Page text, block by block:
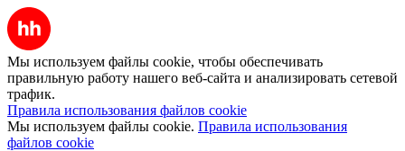
Мы используем файлы cookie, чтобы обеспечивать
правильную работу нашего веб-сайта и анализировать сетевой
трафик.
Правила использования файлов cookie
Мы используем файлы cookie. Правила использования
файлов cookie